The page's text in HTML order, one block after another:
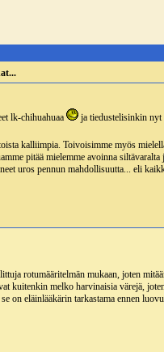
lk-chihuahuaa ja tiedustelisinkin nyt
kalliimpia. Toivoisimme myös
pitää mielemme avoinna
uros pennun mahdollisuutta... eli
rotumääritelmän mukaan, joten
kuitenkin melko harvinaisia värejä,
on eläinlääkärin tarkastama ennen